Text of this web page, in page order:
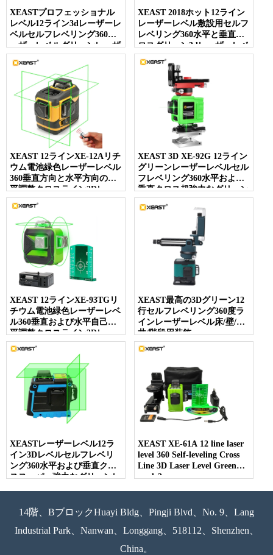
XEASTプロフェッショナル
レベル12ライン3dレーザーレ
ベルセルフレベリング360レ
ーザーレベルグリーンレーザ
ービームライン532nm、
30mw
XEAST 2018ホット12ライン
レーザーレベル敷設用セルフ
レベリング360水平と垂直ク
ロスグリーン3dレーザーレベ
ル
XEAST 12ラインXE-12Aリチ
ウム電池緑色レーザーレベル
360垂直方向と水平方向の水
平調整クロスライン3Dレー
ザーレベル
XEAST 3D XE-92G 12ライン
グリーンレーザーレベルセル
フレベリング360水平および
垂直クロス超強力なグリーン
レーザービームライン
XEAST 12ラインXE-93TGリ
チウム電池緑色レーザーレベ
ル360垂直および水平自己水
平調整クロスライン3Dレー
ザーレベル
XEAST最高の3Dグリーン12
行セルフレベリング360度ラ
インレーザーレベル床/壁/天
井/階段用装飾
XEASTレーザーレベル12ラ
イン3Dレベルセルフレベリ
ング360水平および垂直クロ
ススーパー強力なグリーンレ
XEAST XE-61A 12 line laser
level 360 Self-leveling Cross
Line 3D Laser Level Green
mode3
14階、BブロックHuayi Bldg、Pingji Blvd、No. 9、Lang
Industrial Park、Nanwan、Longgang、518112、Shenzhen、
China。